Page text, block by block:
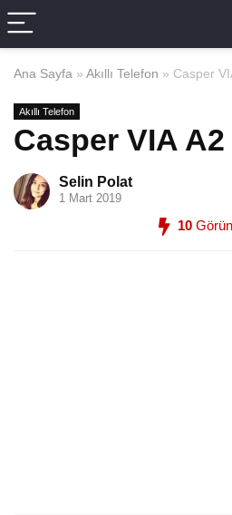
Ana Sayfa » Akıllı Telefon » Casper
Akıllı Telefon
Casper VIA A2
Selin Polat
1 Mart 2019
10